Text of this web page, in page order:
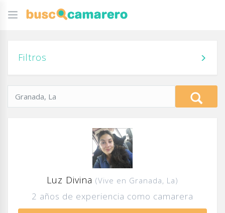
Filtros
Luz Divina (Vive en Granada, La)
2 años de experiencia como camarera